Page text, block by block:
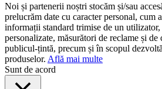
Noi și partenerii noștri stocăm și/sau
prelucrăm date cu caracter personal,
informații standard trimise de un
personalizate, măsurători de reclame și
publicul-țintă, precum și în scopul
produselor. Află mai multe
Sunt de acord